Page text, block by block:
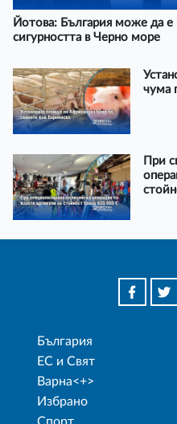
Йотова: България може да е
сигурността в Черно море
чума
При
България
ЕС и Свят
Варна<+>
Избрано